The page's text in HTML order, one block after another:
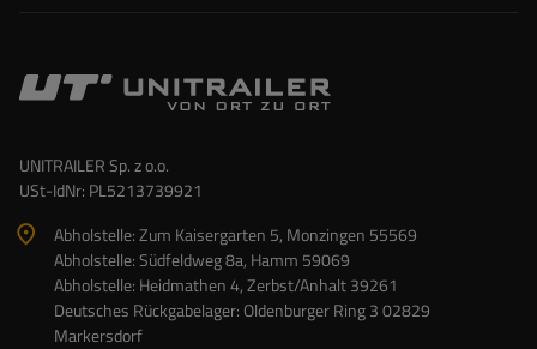
UNITRAILER Sp. z o.o.
USt-IdNr: PL5213739921
Abholstelle: Zum Kaisergarten 5, Monzingen 55569
Abholstelle: Südfeldweg 8a, Hamm 59069
Abholstelle: Heidmathen 4, Zerbst/Anhalt 39261
Deutsches Rückgabelager: Oldenburger Ring 3 02829
Markersdorf